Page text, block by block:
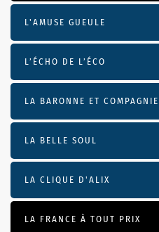
L'AMUSE GUEULE
L’ÉCHO DE L’ÉCO
LA BARONNE ET COMPAGNIE
LA BELLE SOUL
LA CLIQUE D'ALIX
LA FRANCE À TOUT PRIX